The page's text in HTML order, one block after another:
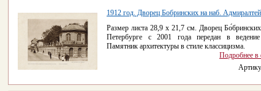
1912 год. Дворец Бобринских на наб.
Размер листа 28,9 x 21,7 см. Дворец
Петербурге с 2001 года передан в
Памятник архитектуры в стиле классицизма.
Подробнее в